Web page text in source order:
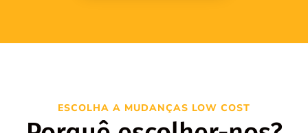
ESCOLHA A MUDANÇAS LOW COST